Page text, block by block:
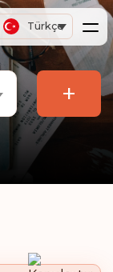
Türkçe
+